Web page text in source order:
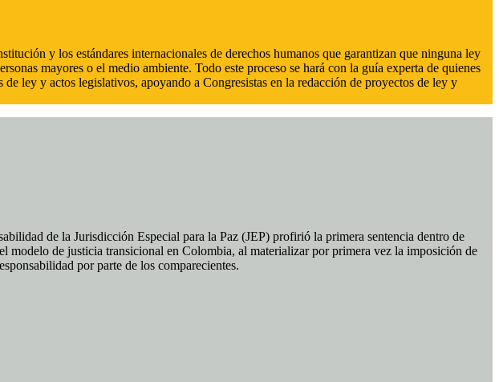
y los estándares internacionales de derechos humanos que garantizan que ninguna ley
mayores o el medio ambiente. Todo este proceso se hará con la guía experta de quienes
ley y actos legislativos, apoyando a Congresistas en la redacción de proyectos de ley y
de la Jurisdicción Especial para la Paz (JEP) profirió la primera sentencia dentro de
modelo de justicia transicional en Colombia, al materializar por primera vez la imposición de
por parte de los comparecientes.